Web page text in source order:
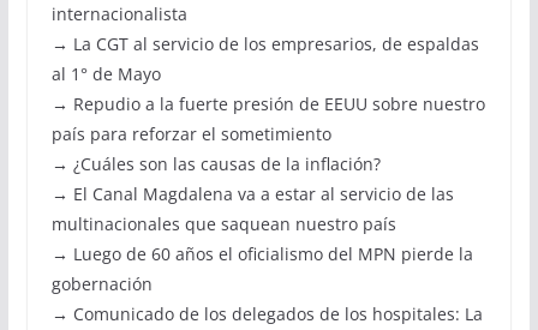
internacionalista
→ La CGT al servicio de los empresarios, de espaldas
al 1° de Mayo
→ Repudio a la fuerte presión de EEUU sobre nuestro
país para reforzar el sometimiento
→ ¿Cuáles son las causas de la inflación?
→ El Canal Magdalena va a estar al servicio de las
multinacionales que saquean nuestro país
→ Luego de 60 años el oficialismo del MPN pierde la
gobernación
→ Comunicado de los delegados de los hospitales: La